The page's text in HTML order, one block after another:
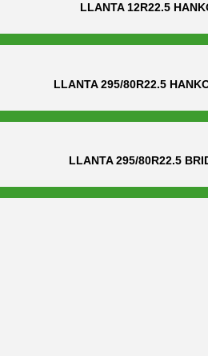
LLANTA 12R22.5
LLANTA 295/80R22.5
LLANTA 295/80R22.5